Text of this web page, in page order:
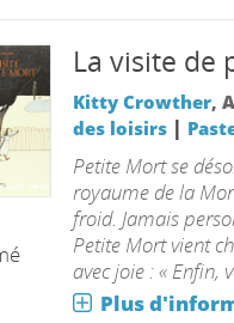
La visite de
Kitty Crowther,
des loisirs|
Petite Mort se
royaume de la
froid. Jamais
Petite Mort vient
avec joie : « Enfin,
Plus